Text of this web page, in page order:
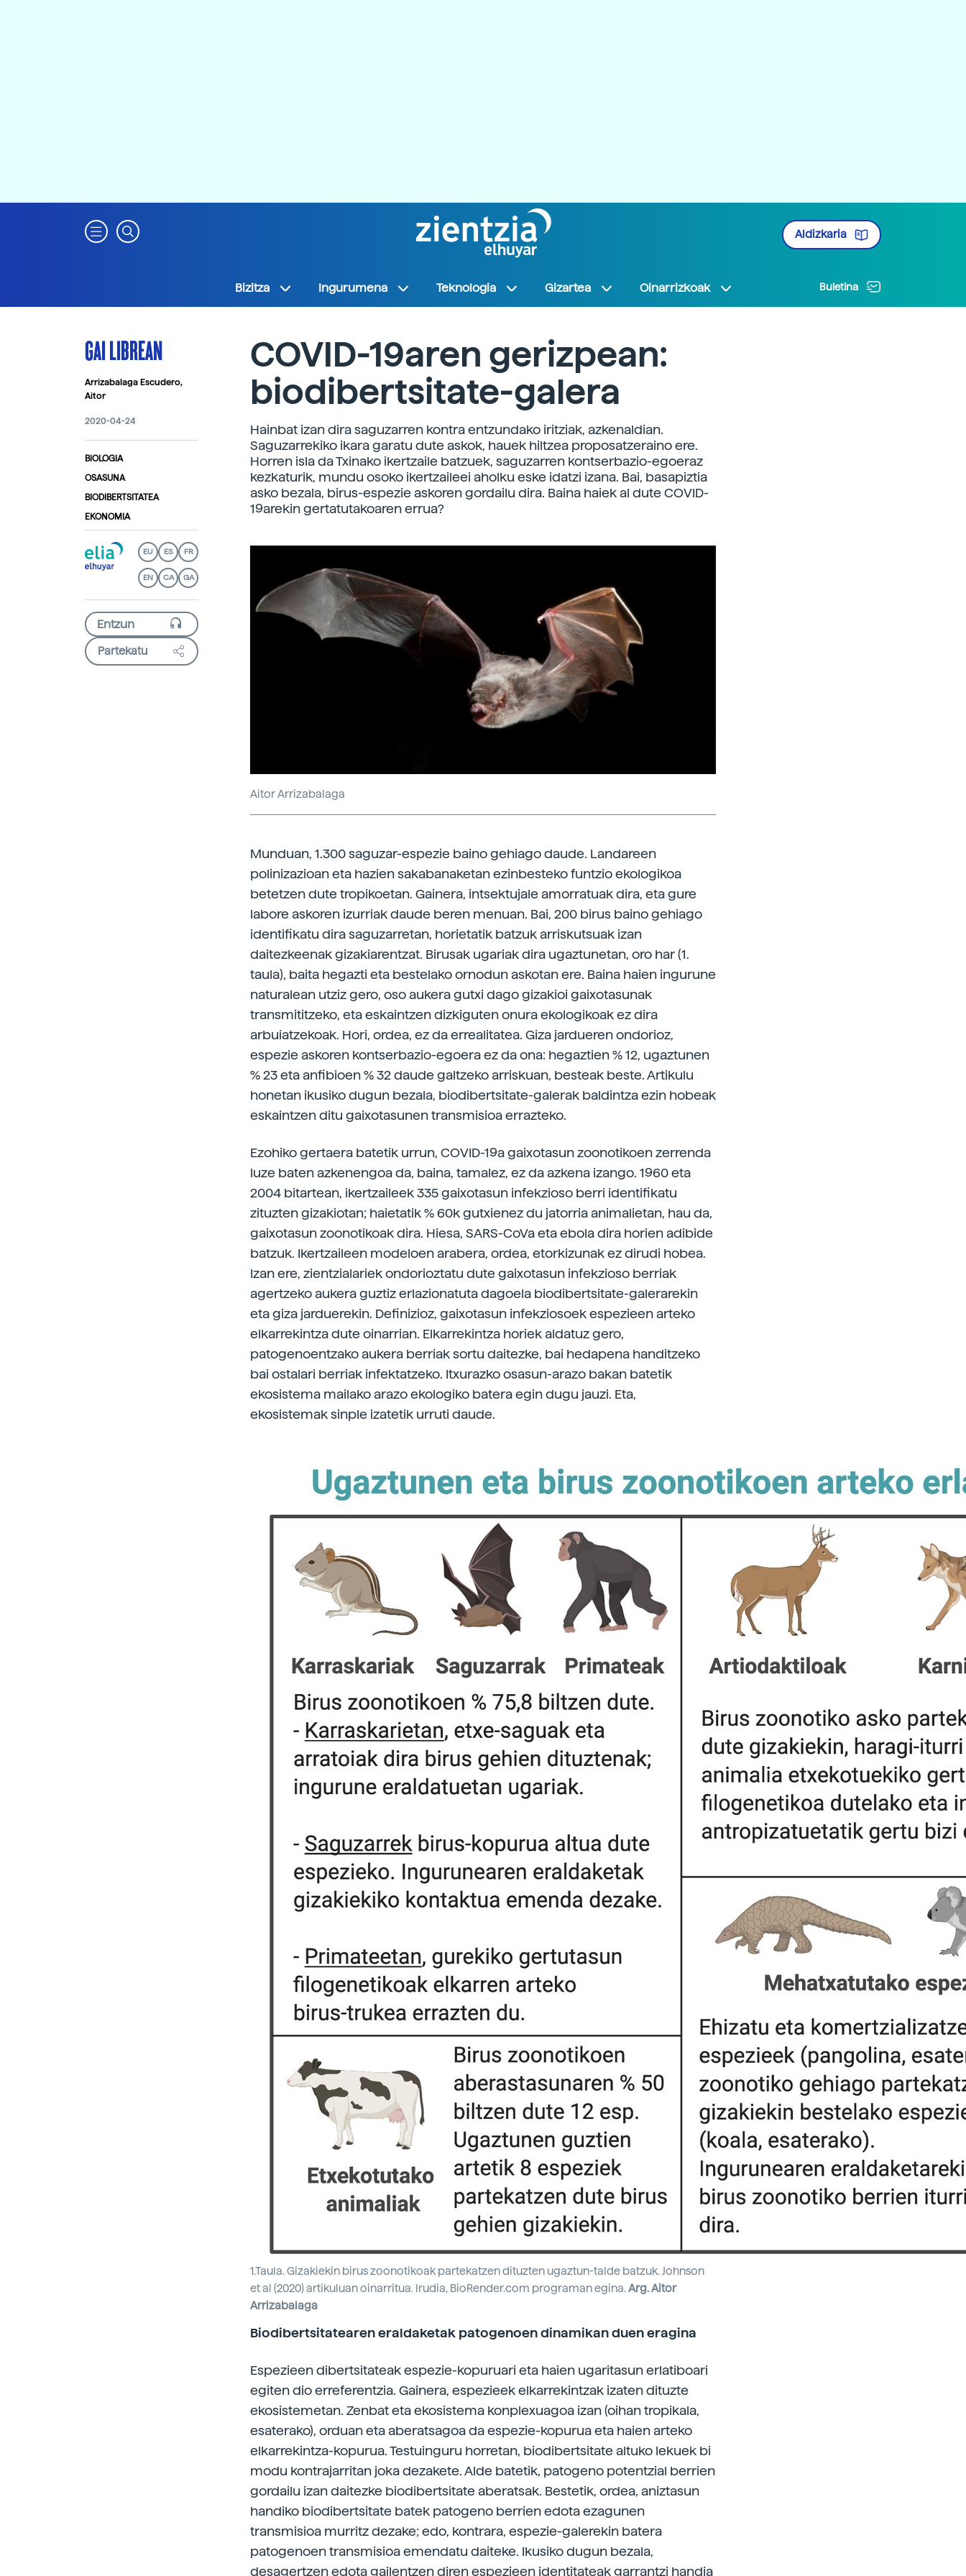
Aldizkaria
Bizitza Ingurumena Teknologia Gizartea Oinarrizkoak Buletina
GAI LIBREAN
Arrizabalaga Escudero,
Aitor
2020-04-24
BIOLOGIA
OSASUNA
BIODIBERTSITATEA
EKONOMIA
EU ES FR
EN CA GA
Partekatu
COVID-19aren gerizpean:
biodibertsitate-galera
Hainbat izan dira saguzarren kontra entzundako iritziak, azkenaldian.
Saguzarrekiko ikara garatu dute askok, hauek hiltzea proposatzeraino ere.
Horren isla da Txinako ikertzaile batzuek, saguzarren kontserbazio-egoeraz
kezkaturik, mundu osoko ikertzaileei aholku eske idatzi izana. Bai, basapiztia
asko bezala, birus-espezie askoren gordailu dira. Baina haiek al dute COVID-
19arekin gertatutakoaren errua?
Aitor Arrizabalaga
Munduan, 1.300 saguzar-espezie baino gehiago daude. Landareen
polinizazioan eta hazien sakabanaketan ezinbesteko funtzio ekologikoa
betetzen dute tropikoetan. Gainera, intsektujale amorratuak dira, eta gure
labore askoren izurriak daude beren menuan. Bai, 200 birus baino gehiago
identifikatu dira saguzarretan, horietatik batzuk arriskutsuak izan
daitezkeenak gizakiarentzat. Birusak ugariak dira ugaztunetan, oro har (1.
taula), baita hegazti eta bestelako ornodun askotan ere. Baina haien ingurune
naturalean utziz gero, oso aukera gutxi dago gizakioi gaixotasunak
transmititzeko, eta eskaintzen dizkiguten onura ekologikoak ez dira
arbuiatzekoak. Hori, ordea, ez da errealitatea. Giza jardueren ondorioz,
espezie askoren kontserbazio-egoera ez da ona: hegaztien % 12, ugaztunen
% 23 eta anfibioen % 32 daude galtzeko arriskuan, besteak beste. Artikulu
honetan ikusiko dugun bezala, biodibertsitate-galerak baldintza ezin hobeak
eskaintzen ditu gaixotasunen transmisioa errazteko.
Ezohiko gertaera batetik urrun, COVID-19a gaixotasun zoonotikoen zerrenda
luze baten azkenengoa da, baina, tamalez, ez da azkena izango. 1960 eta
2004 bitartean, ikertzaileek 335 gaixotasun infekzioso berri identifikatu
zituzten gizakiotan; haietatik % 60k gutxienez du jatorria animalietan, hau da,
gaixotasun zoonotikoak dira. Hiesa, SARS-CoVa eta ebola dira horien adibide
batzuk. Ikertzaileen modeloen arabera, ordea, etorkizunak ez dirudi hobea.
Izan ere, zientzialariek ondorioztatu dute gaixotasun infekzioso berriak
agertzeko aukera guztiz erlazionatuta dagoela biodibertsitate-galerarekin
eta giza jarduerekin. Definizioz, gaixotasun infekziosoek espezieen arteko
elkarrekintza dute oinarrian. Elkarrekintza horiek aldatuz gero,
patogenoentzako aukera berriak sortu daitezke, bai hedapena handitzeko
bai ostalari berriak infektatzeko. Itxurazko osasun-arazo bakan batetik
ekosistema mailako arazo ekologiko batera egin dugu jauzi. Eta,
ekosistemak sinple izatetik urruti daude.
1.Taula. Gizakiekin birus zoonotikoak partekatzen dituzten ugaztun-talde batzuk. Johnson
et al (2020) artikuluan oinarritua. Irudia, BioRender.com programan egina.Arg. Aitor
Arrizabalaga
Biodibertsitatearen eraldaketak patogenoen dinamikan duen eragina
Espezieen dibertsitateak espezie-kopuruari eta haien ugaritasun erlatiboari
egiten dio erreferentzia. Gainera, espezieek elkarrekintzak izaten dituzte
ekosistemetan. Zenbat eta ekosistema konplexuagoa izan (oihan tropikala,
esaterako), orduan eta aberatsagoa da espezie-kopurua eta haien arteko
elkarrekintza-kopurua. Testuinguru horretan, biodibertsitate altuko lekuek bi
modu kontrajarritan joka dezakete. Alde batetik, patogeno potentzial berrien
gordailu izan daitezke biodibertsitate aberatsak. Bestetik, ordea, aniztasun
handiko biodibertsitate batek patogeno berrien edota ezagunen
transmisioa murritz dezake; edo, kontrara, espezie-galerekin batera
patogenoen transmisioa emendatu daiteke. Ikusiko dugun bezala,
desagertzen edota gailentzen diren espezieen identitateak garrantzi handia